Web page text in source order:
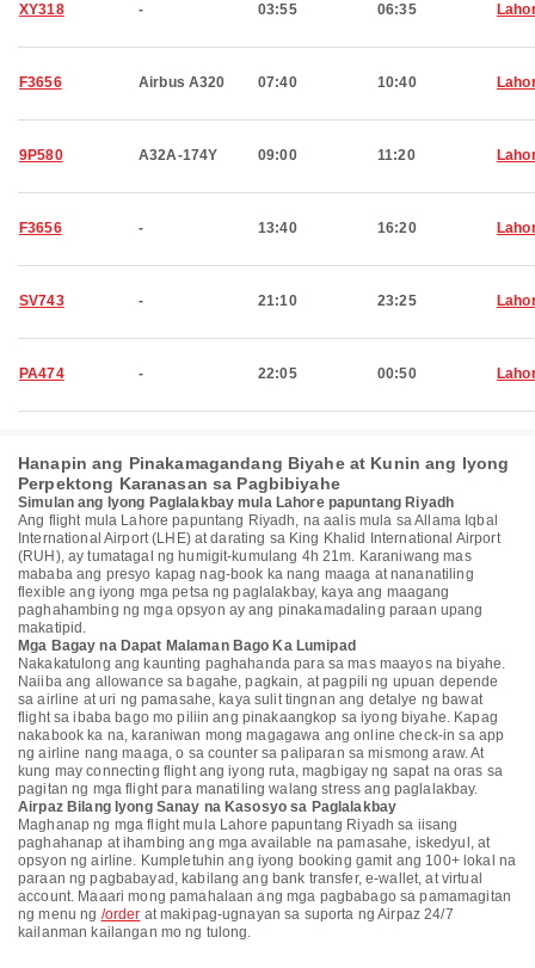
XY318 - 03:55 06:35
F3656 Airbus A320 07:40 10:40
9P580 A32A-174Y 09:00 11:20
F3656 - 13:40 16:20
SV743 - 21:10 23:25
PA474 - 22:05 00:50
Hanapin ang Pinakamagandang Biyahe at Kunin ang Iyong
Perpektong Karanasan sa Pagbibiyahe
Simulan ang Iyong Paglalakbay mula Lahore papuntang Riyadh
Ang flight mula Lahore papuntang Riyadh, na aalis mula sa Allama Iqbal
International Airport (LHE) at darating sa King Khalid International Airport
(RUH), ay tumatagal ng humigit-kumulang 4h 21m. Karaniwang mas
mababa ang presyo kapag nag-book ka nang maaga at nananatiling
flexible ang iyong mga petsa ng paglalakbay, kaya ang maagang
paghahambing ng mga opsyon ay ang pinakamadaling paraan upang
makatipid.
Mga Bagay na Dapat Malaman Bago Ka Lumipad
Nakakatulong ang kaunting paghahanda para sa mas maayos na biyahe.
Naiiba ang allowance sa bagahe, pagkain, at pagpili ng upuan depende
sa airline at uri ng pamasahe, kaya sulit tingnan ang detalye ng bawat
flight sa ibaba bago mo piliin ang pinakaangkop sa iyong biyahe. Kapag
nakabook ka na, karaniwan mong magagawa ang online check-in sa app
ng airline nang maaga, o sa counter sa paliparan sa mismong araw. At
kung may connecting flight ang iyong ruta, magbigay ng sapat na oras sa
pagitan ng mga flight para manatiling walang stress ang paglalakbay.
Airpaz Bilang Iyong Sanay na Kasosyo sa Paglalakbay
Maghanap ng mga flight mula Lahore papuntang Riyadh sa iisang
paghahanap at ihambing ang mga available na pamasahe, iskedyul, at
opsyon ng airline. Kumpletuhin ang iyong booking gamit ang 100+ lokal na
paraan ng pagbabayad, kabilang ang bank transfer, e-wallet, at virtual
account. Maaari mong pamahalaan ang mga pagbabago sa pamamagitan
ng menu ng /order at makipag-ugnayan sa suporta ng Airpaz 24/7
kailanman kailangan mo ng tulong.